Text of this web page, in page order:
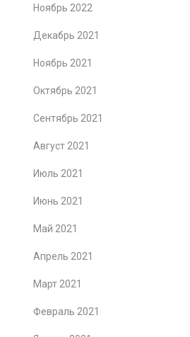
Ноябрь 2022
Декабрь 2021
Ноябрь 2021
Октябрь 2021
Сентябрь 2021
Август 2021
Июль 2021
Июнь 2021
Май 2021
Апрель 2021
Март 2021
Февраль 2021